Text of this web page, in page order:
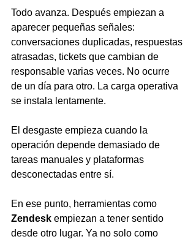
Todo avanza. Después empiezan a
aparecer pequeñas señales:
conversaciones duplicadas, respuestas
atrasadas, tickets que cambian de
responsable varias veces. No ocurre
de un día para otro. La carga operativa
se instala lentamente.
El desgaste empieza cuando la
operación depende demasiado de
tareas manuales y plataformas
desconectadas entre sí.
En ese punto, herramientas como
Zendesk empiezan a tener sentido
desde otro lugar. Ya no solo como